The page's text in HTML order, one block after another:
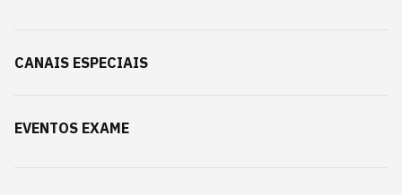
CANAIS ESPECIAIS
EVENTOS EXAME